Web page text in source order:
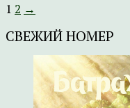
1 2 →
СВЕЖИЙ НОМЕР